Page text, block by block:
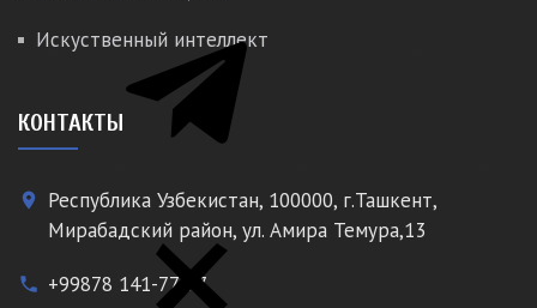
Искуственный интеллект
КОНТАКТЫ
place
Республика Узбекистан, 100000, г.Ташкент,
Мирабадский район, ул. Амира Темура,13
phone +99878 141-77-77